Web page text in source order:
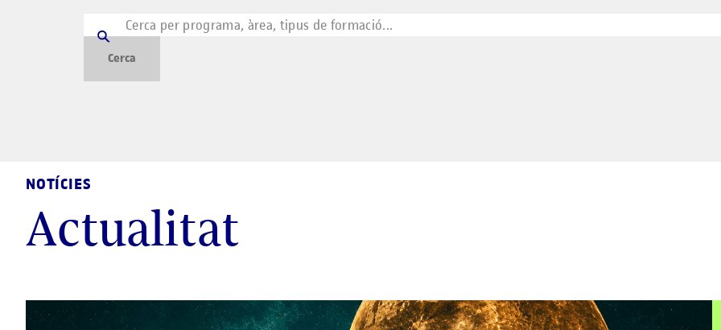
Cerca per paraula
Cerca
NOTÍCIES
Actualitat